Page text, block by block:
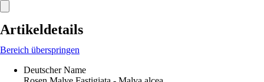
Artikeldetails
Bereich überspringen
Deutscher Name